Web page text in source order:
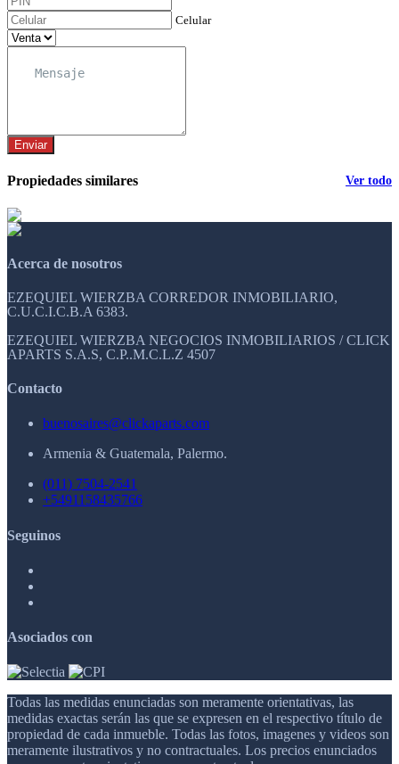
Celular
Enviar
Propiedades similares Ver todo
Acerca de nosotros
EZEQUIEL WIERZBA CORREDOR INMOBILIARIO,
C.U.C.I.C.B.A 6383.
EZEQUIEL WIERZBA NEGOCIOS INMOBILIARIOS / CLICK
APARTS S.A.S, C.P..M.C.L.Z 4507
Contacto
buenosaires@clickaparts.com
Armenia & Guatemala, Palermo.
(011) 7504-2541
+5491158435766
Seguinos
Asociados con
Todas las medidas enunciadas son meramente orientativas, las
medidas exactas serán las que se expresen en el respectivo título de
propiedad de cada inmueble. Todas las fotos, imagenes y videos son
meramente ilustrativos y no contractuales. Los precios enunciados